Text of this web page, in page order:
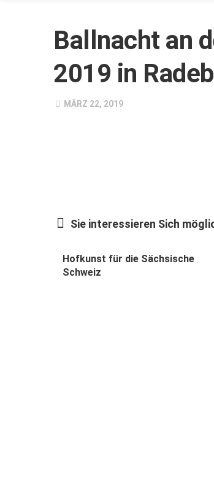
Ballnacht an
2019 in
MÄRZ 22, 2019
Sie interessieren Sich
Hofkunst für die Sächsische
Schweiz